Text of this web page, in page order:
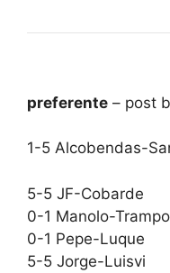
preferente – post
1-5 Alcobendas-
5-5 JF-Cobarde
0-1 Manolo-
0-1 Pepe-Luque
5-5 Jorge-Luisvi